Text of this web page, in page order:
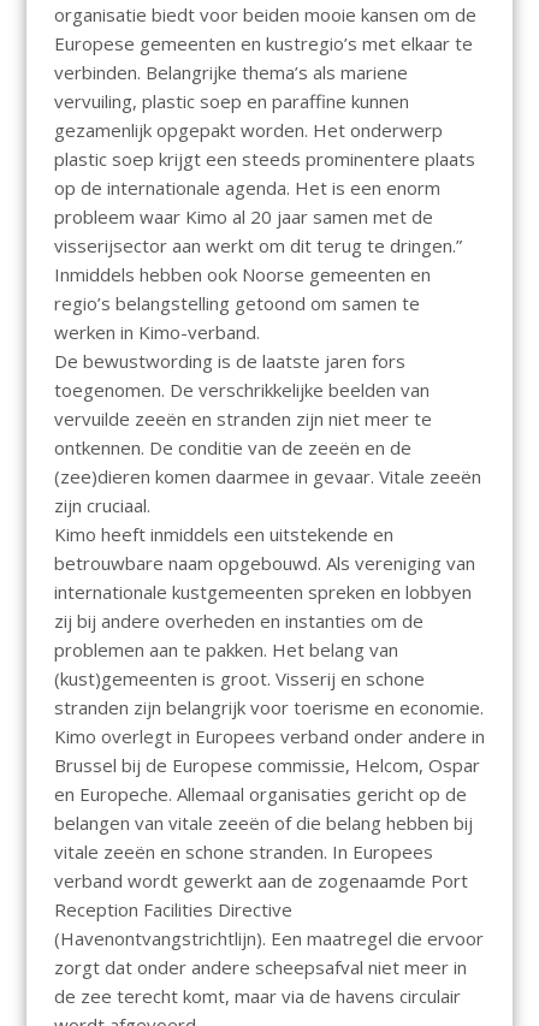
organisatie biedt voor beiden mooie kansen om de
Europese gemeenten en kustregio’s met elkaar te
verbinden. Belangrijke thema’s als mariene
vervuiling, plastic soep en paraffine kunnen
gezamenlijk opgepakt worden. Het onderwerp
plastic soep krijgt een steeds prominentere plaats
op de internationale agenda. Het is een enorm
probleem waar Kimo al 20 jaar samen met de
visserijsector aan werkt om dit terug te dringen.”
Inmiddels hebben ook Noorse gemeenten en
regio’s belangstelling getoond om samen te
werken in Kimo-verband.
De bewustwording is de laatste jaren fors
toegenomen. De verschrikkelijke beelden van
vervuilde zeeën en stranden zijn niet meer te
ontkennen. De conditie van de zeeën en de
(zee)dieren komen daarmee in gevaar. Vitale zeeën
zijn cruciaal.
Kimo heeft inmiddels een uitstekende en
betrouwbare naam opgebouwd. Als vereniging van
internationale kustgemeenten spreken en lobbyen
zij bij andere overheden en instanties om de
problemen aan te pakken. Het belang van
(kust)gemeenten is groot. Visserij en schone
stranden zijn belangrijk voor toerisme en economie.
Kimo overlegt in Europees verband onder andere in
Brussel bij de Europese commissie, Helcom, Ospar
en Europeche. Allemaal organisaties gericht op de
belangen van vitale zeeën of die belang hebben bij
vitale zeeën en schone stranden. In Europees
verband wordt gewerkt aan de zogenaamde Port
Reception Facilities Directive
(Havenontvangstrichtlijn). Een maatregel die ervoor
zorgt dat onder andere scheepsafval niet meer in
de zee terecht komt, maar via de havens circulair